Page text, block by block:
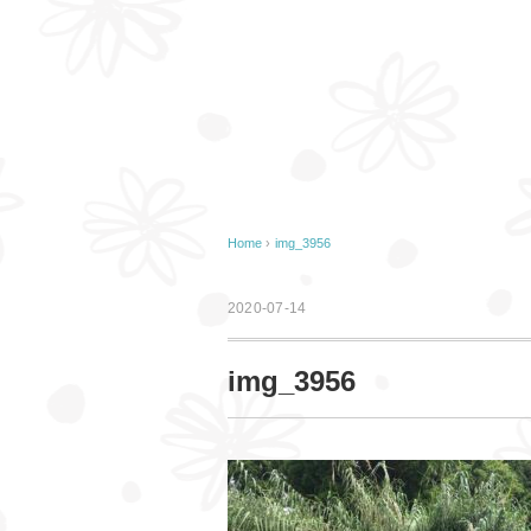
Home › img_3956
2020-07-14
img_3956